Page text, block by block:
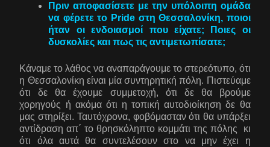
Πριν αποφασίσετε με την υπόλοιπη ομάδα
να φέρετε το Pride στη Θεσσαλονίκη, ποιοι
ήταν οι ενδοιασμοί που είχατε; Ποιες οι
δυσκολίες και πως τις αντιμετωπίσατε;
Κάναμε το λάθος να αναπαράγουμε το στερεότυπο, ότι
η Θεσσαλονίκη είναι μία συντηρητική πόλη. Πιστεύαμε
ότι δε θα έχουμε συμμετοχή, ότι δε θα βρούμε
χορηγούς ή ακόμα ότι η τοπική αυτοδιοίκηση δε θα
μας στηρίξει. Ταυτόχρονα, φοβόμασταν ότι θα υπάρξει
αντίδραση απ΄ το θρησκόληπτο κομμάτι της πόλης κι
ότι όλα αυτά θα συντελέσουν στο να μην έχει η